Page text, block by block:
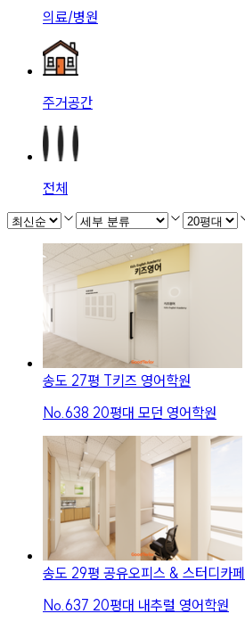
의료/병원
주거공간
전체
송도 27평 T키즈 영어학원
No. 638 20평대 모던 영어학원
송도 29평 공유오피스 & 스터디카페
No. 637 20평대 내추럴 영어학원